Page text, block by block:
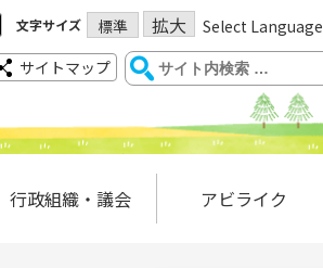
文字サイズ 標準 拡大 Select Language
サイトマップ
行政組織・議会 アビライク